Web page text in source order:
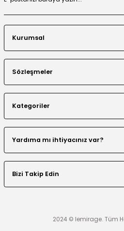
Kurumsal
Sözleşmeler
Kategoriler
Yardıma mı ihtiyacınız var?
Bizi Takip Edin
2024 © lemirage. Tüm